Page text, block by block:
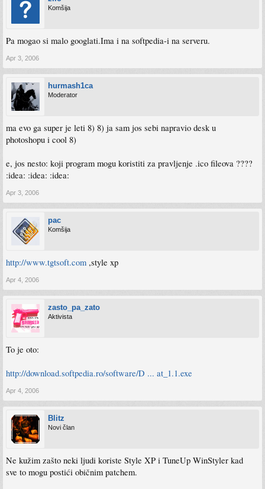
Komšija
Pa mogao si malo googlati.Ima i na softpedia-i na serveru.
Apr 3, 2006
hurmash1ca
Moderator
ma evo ga super je leti 8) 8) ja sam jos sebi napravio desk u
photoshopu i cool 8)
e, jos nesto: koji program mogu koristiti za pravljenje .ico fileova ????
:idea: :idea: :idea:
Apr 3, 2006
pac
Komšija
http://www.tgtsoft.com ,style xp
Apr 4, 2006
zasto_pa_zato
Aktivista
To je oto:
http://download.softpedia.ro/software/D ... at_1.1.exe
Apr 4, 2006
Blitz
Novi član
Ne kužim zašto neki ljudi koriste Style XP i TuneUp WinStyler kad
sve to mogu postići običnim patchem.